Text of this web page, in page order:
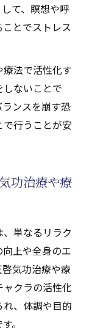
て、瞑想や呼
とでストレス
法で活性化す
ないことで
ンスを崩す恐
行うことが安
功治療や療
単なるリラク
上や全身のエ
気功治療や療
クラの活性化
、体調や目的
。